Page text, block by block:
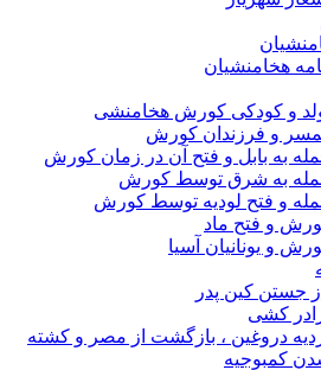
هخامنشیان
و کودکی کورش هخامنشی
و فرزندان کورش
به بابل و فتح آن در زمان کورش
به شرق توسط کورش
و فتح لودیه توسط کورش
و فتح ماد
و یونانیان آسیا
جستن کین پدر
کشی
دروغین ، بازگشت از مصر و کشته
کمبوجیه